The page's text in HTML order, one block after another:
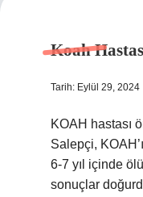
Koah
Tarih: Eylül 29, 2024
KOAH hastası
Salepçi,
6-7 yıl içinde
sonuçlar